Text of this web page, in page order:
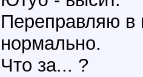
Переправляю в
нормально.
Что за... ?